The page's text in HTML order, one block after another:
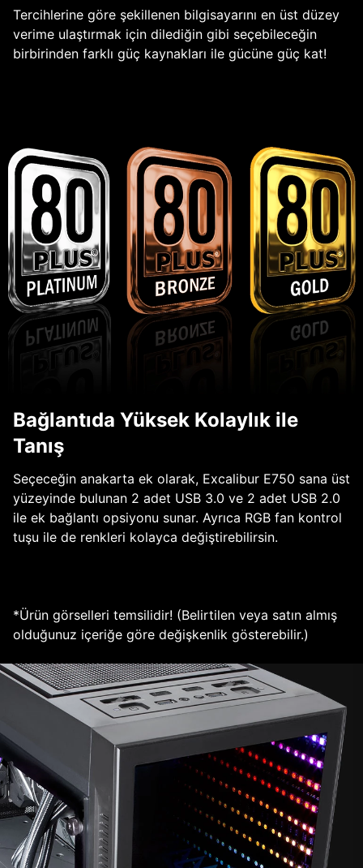
Tercihlerine göre şekillenen bilgisayarını en üst düzey
verime ulaştırmak için dilediğin gibi seçebileceğin
birbirinden farklı güç kaynakları ile gücüne güç kat!
Bağlantıda Yüksek Kolaylık ile
Tanış
Seçeceğin anakarta ek olarak, Excalibur E750 sana üst
yüzeyinde bulunan 2 adet USB 3.0 ve 2 adet USB 2.0
ile ek bağlantı opsiyonu sunar. Ayrıca RGB fan kontrol
tuşu ile de renkleri kolayca değiştirebilirsin.
*Ürün görselleri temsilidir! (Belirtilen veya satın almış
olduğunuz içeriğe göre değişkenlik gösterebilir.)